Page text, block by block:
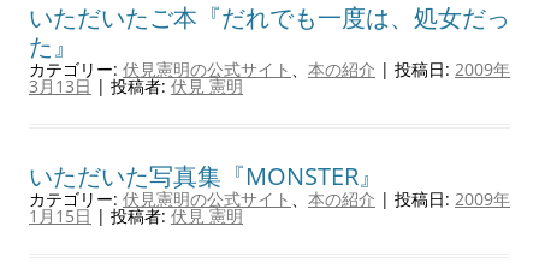
いただいたご本『だれでも一度は、処女だっ
た』
カテゴリー: 伏見憲明の公式サイト 、 本の紹介 | 投稿日: 2009年
3月13日 | 投稿者:伏見 憲明
いただいた写真集『MONSTER』
カテゴリー: 伏見憲明の公式サイト 、 本の紹介 | 投稿日: 2009年
1月15日 | 投稿者:伏見 憲明